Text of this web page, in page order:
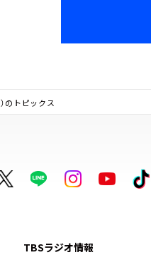
のトピックス
TBSラジオ情報